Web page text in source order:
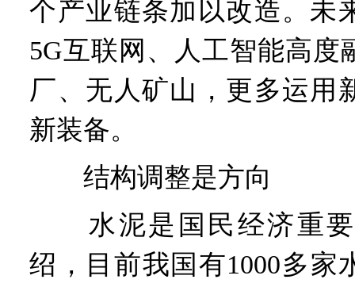
个产业链条加以改造。未
5G互联网、人工智能高度
厂、无人矿山，更多运用
新装备。
结构调整是方向
水泥是国民经济重要
绍，目前我国有1000多家